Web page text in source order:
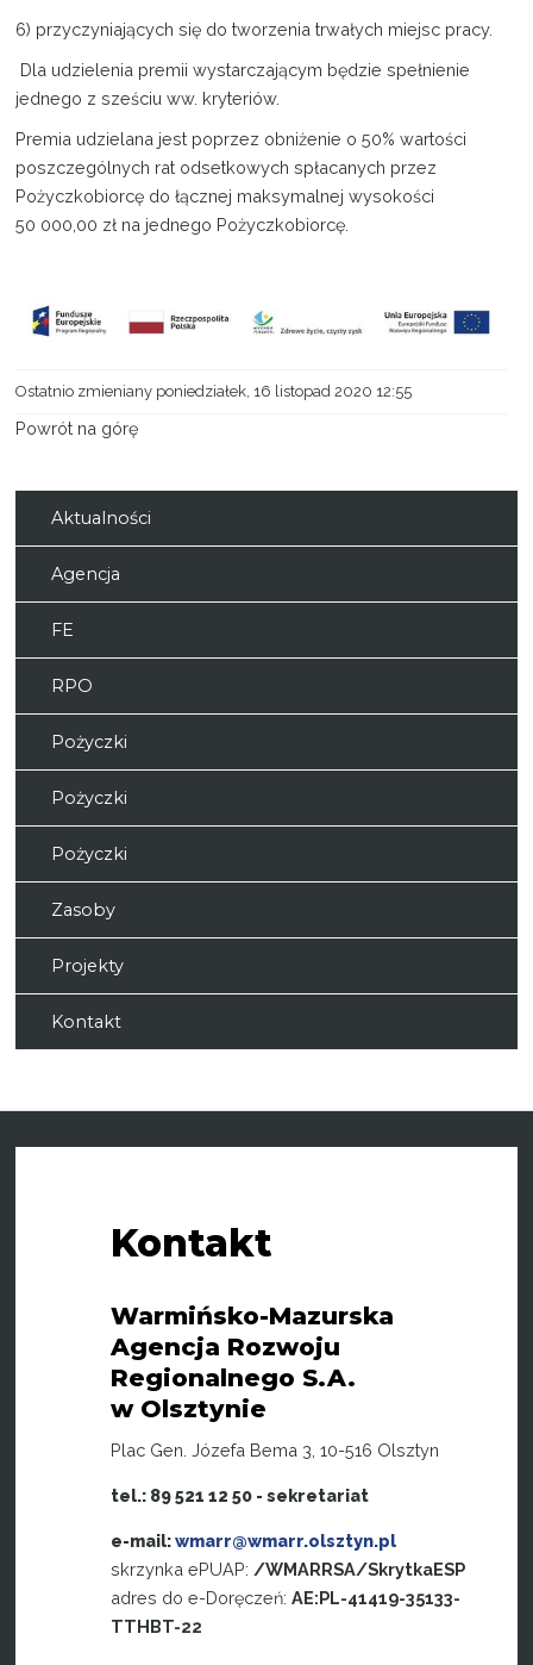
6) przyczyniających się do tworzenia trwałych miejsc pracy.
Dla udzielenia premii wystarczającym będzie spełnienie
jednego z sześciu ww. kryteriów.
Premia udzielana jest poprzez obniżenie o 50% wartości
poszczególnych rat odsetkowych spłacanych przez
Pożyczkobiorcę do łącznej maksymalnej wysokości
50 000,00 zł na jednego Pożyczkobiorcę.
Ostatnio zmieniany poniedziałek, 16 listopad 2020 12:55
Powrót na górę
Aktualności
Agencja
FE
RPO
Pożyczki
Pożyczki
Pożyczki
Zasoby
Projekty
Kontakt
Kontakt
Warmińsko-Mazurska
Agencja Rozwoju
Regionalnego S.A.
w Olsztynie
Plac Gen. Józefa Bema 3, 10-516 Olsztyn
tel.: 89 521 12 50 - sekretariat
e-mail:wmarr@wmarr.olsztyn.pl
skrzynka ePUAP: /WMARRSA/SkrytkaESP
adres do e-Doręczeń:AE:PL-41419-35133-
TTHBT-22